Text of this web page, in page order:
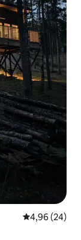
Prosječna
4,96 (24)